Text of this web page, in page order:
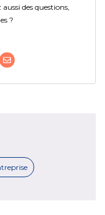
des questions,
?